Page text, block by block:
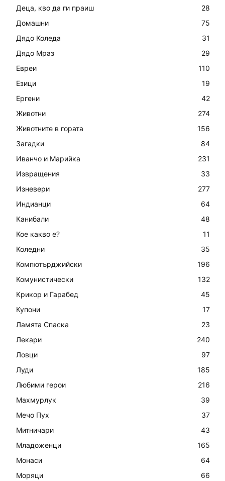
Деца, кво да ги праиш
28
Домашни
75
Дядо Коледа
31
Дядо Мраз
29
Евреи
110
Езици
19
Ергени
42
Животни
274
Животните в гората
156
Загадки
84
Иванчо и Марийка
231
Извращения
33
Изневери
277
Индианци
64
Канибали
48
Кое какво е?
11
Коледни
35
Компютърджийски
196
Комунистически
132
Крикор и Гарабед
45
Купони
17
Ламята Спаска
23
Лекари
240
Ловци
97
Луди
185
Любими герои
216
Махмурлук
39
Мечо Пух
37
Митничари
43
Младоженци
165
Монаси
64
Моряци
66